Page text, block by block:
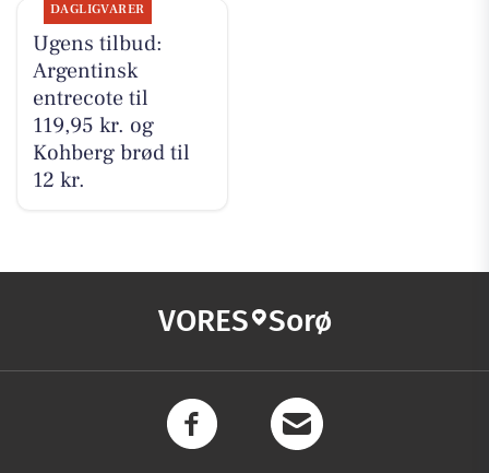
DAGLIGVARER
Ugens tilbud:
Argentinsk
entrecote til
119,95 kr. og
Kohberg brød til
12 kr.
VORES Sorø